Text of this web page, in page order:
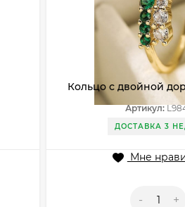
Кольцо с двойной
изумрудных и белых
Артикул:
ДОСТАВКА 3
Мне
- +